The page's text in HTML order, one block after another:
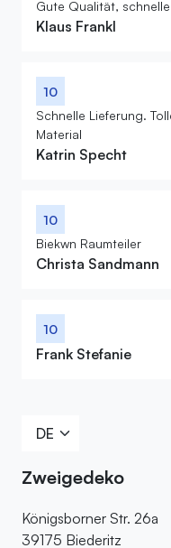
Gute Qualität,
Klaus Frankl
10
Schnelle Lieferung.
Material
Katrin Specht
10
Biekwn Raumteiler
Christa Sandmann
10
Frank Stefanie
Zweigedeko
Königsborner Str. 26a
39175 Biederitz